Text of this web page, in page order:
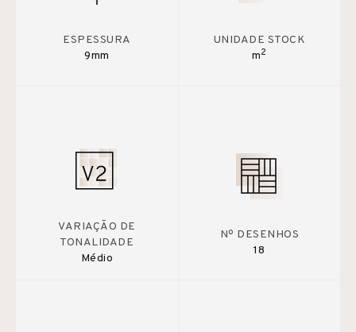
ESPESSURA
9mm
UNIDADE STOCK
m2
VARIAÇÃO DE
TONALIDADE
Médio
Nº DESENHOS
18